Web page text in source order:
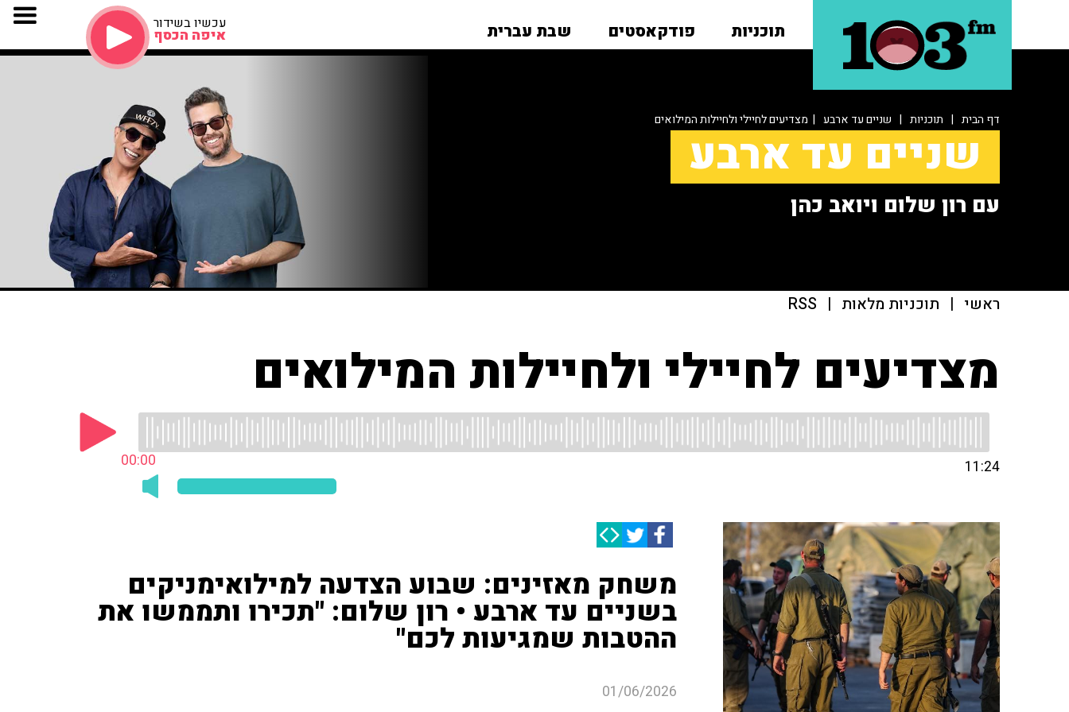
תוכניות פודקאסטים שבת עברית עכשיו בשידור
איפה הכסף
דף הבית | תוכניות | שניים עד ארבע | מצדיעים לחיילי ולחיילות המילואים
שניים עד ארבע
עם רון שלום ויואב כהן
ראשי | תוכניות מלאות |
RSS
מצדיעים לחיילי ולחיילות המילואים
00:00 11:24
משחק מאזינים: שבוע הצדעה למילואימניקים
בשניים עד ארבע • רון שלום: "תכירו ותממשו את
ההטבות שמגיעות לכם"
01/06/2026